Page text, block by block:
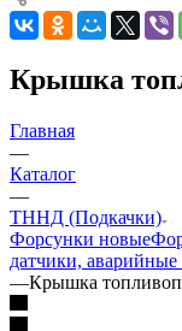
Крышка
Главная
—
Каталог
—
ТННД (Подкачки)
Форсунки новые
датчики, аварийные
—Крышка